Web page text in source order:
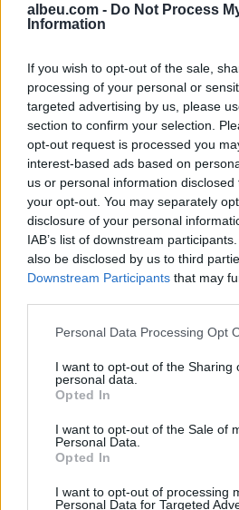
albeu.com - Do Not Process
Information
If you wish to opt-out of the sale,
processing of your personal or
targeted advertising by us, please
section to confirm your selection.
opt-out request is processed you
interest-based ads based on
us or personal information
your opt-out. You may separately
disclosure of your personal
IAB’s list of downstream
also be disclosed by us to third
Downstream Participants that may
Personal Data Processing Opt
I want to opt-out of the Sharing
personal data.
Opted In
I want to opt-out of the Sale of
Personal Data.
Opted In
I want to opt-out of processing
Personal Data for Targeted
Esim for USA|Esim for Italy|